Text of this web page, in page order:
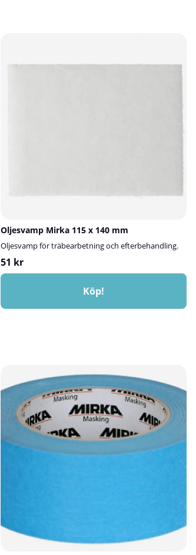
Oljesvamp Mirka 115 x 140 mm
Oljesvamp för träbearbetning och efterbehandling.
51 kr
Köp!